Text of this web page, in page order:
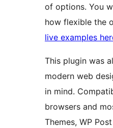
of options. You
how flexible the
live examples
This plugin was
modern web
in mind.
browsers and
Themes, WP